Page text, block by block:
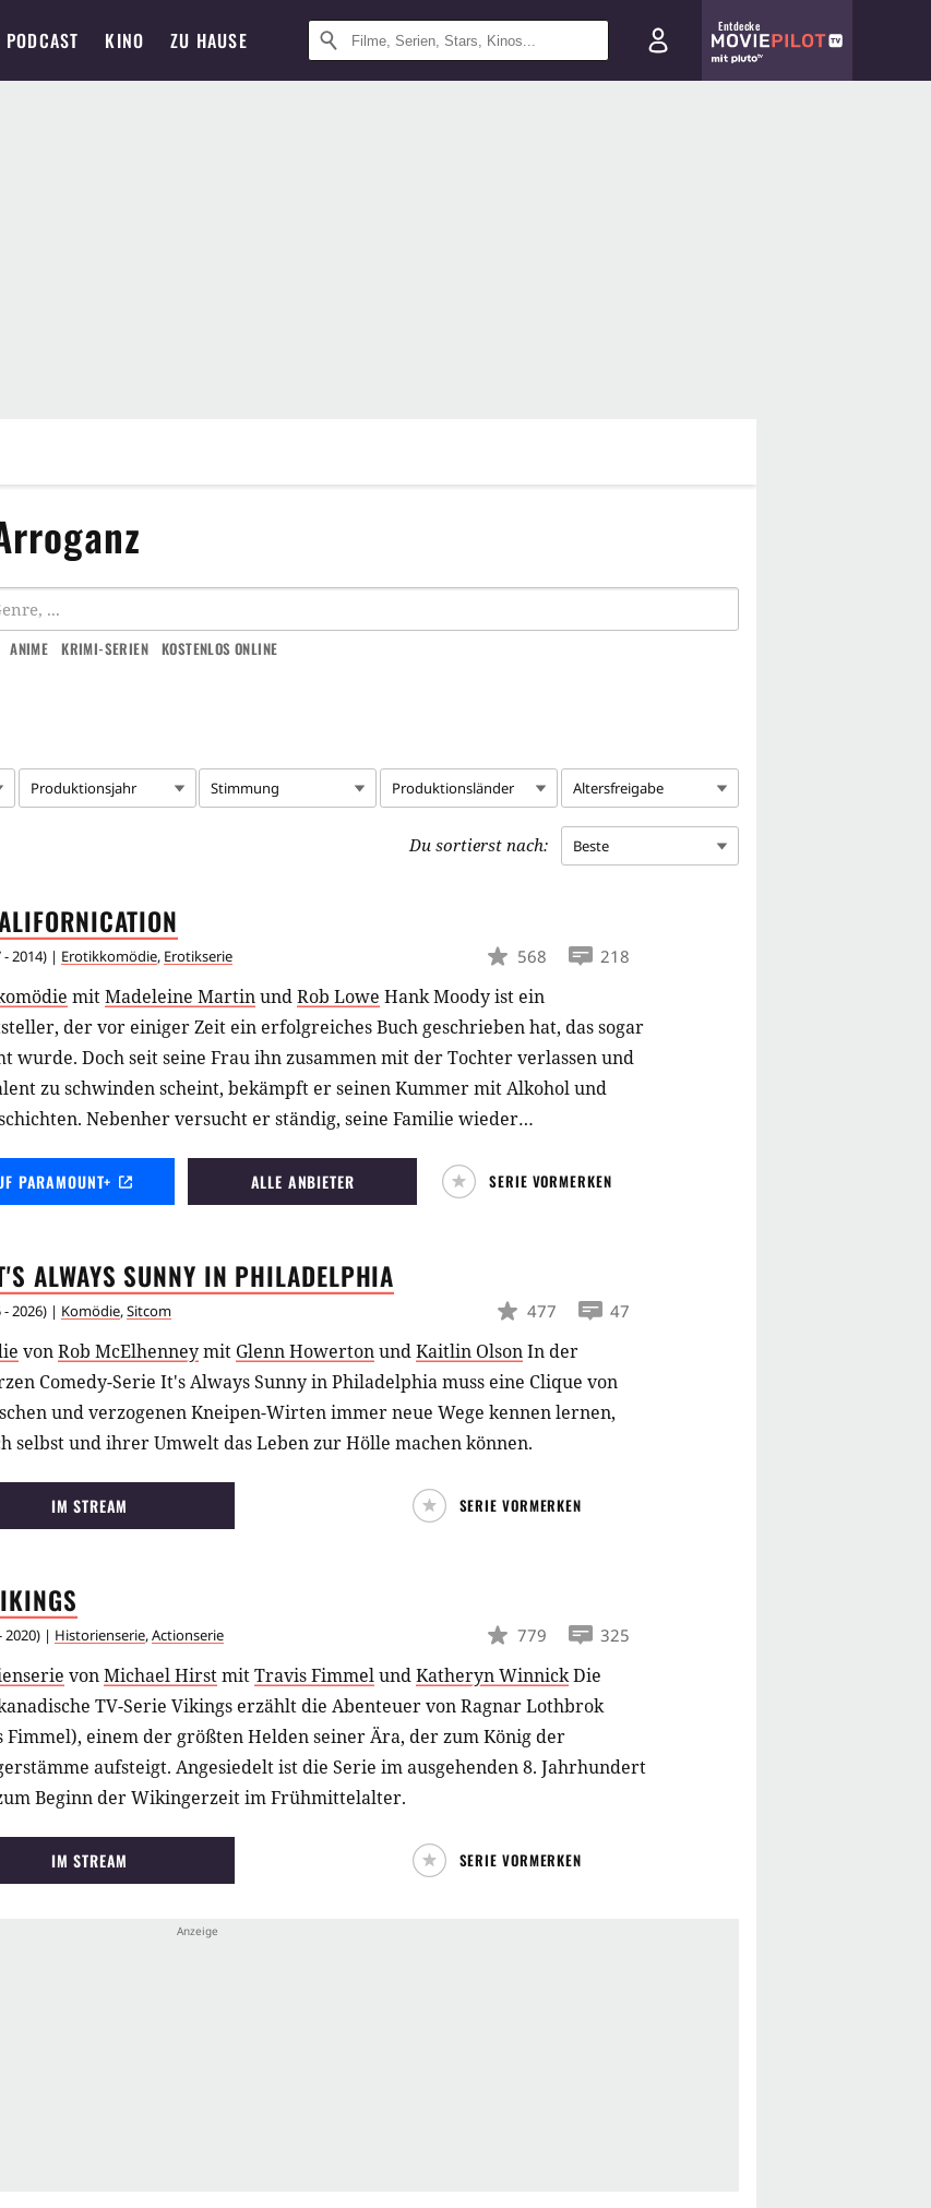
PODCAST KINO ZU HAUSE
Entdecke
ANIME KRIMI-SERIEN KOSTENLOS ONLINE
Produktionsjahr Stimmung Produktionsländer Altersfreigabe
Du sortierst nach: Beste
- 2014) | Erotikkomödie, Erotikserie 568 218
mitMadeleine MartinundRob Lowe Hank Moody ist ein
der vor einiger Zeit ein erfolgreiches Buch geschrieben hat, das sogar
wurde. Doch seit seine Frau ihn zusammen mit der Tochter verlassen und
zu schwinden scheint, bekämpft er seinen Kummer mit Alkohol und
Nebenher versucht er ständig, seine Familie wieder
PARAMOUNT+ ALLE ANBIETER SERIE VORMERKEN
ALWAYS SUNNY IN PHILADELPHIA
- 2026) | Komödie,Sitcom 477 47
vonRob McElhenneymit Glenn HowertonundKaitlin OlsonIn der
Comedy-Serie It's Always Sunny in Philadelphia muss eine Clique von
und verzogenen Kneipen-Wirten immer neue Wege kennen lernen,
selbst und ihrer Umwelt das Leben zur Hölle machen können.
IM STREAM SERIE VORMERKEN
2020) | Historienserie,Actionserie 779 325
vonMichael HirstmitTravis FimmelundKatheryn WinnickDie
TV-Serie Vikings erzählt die Abenteuer von Ragnar Lothbrok
Fimmel), einem der größten Helden seiner Ära, der zum König der
aufsteigt. Angesiedelt ist die Serie im ausgehenden 8. Jahrhundert
Beginn der Wikingerzeit im Frühmittelalter.
IM STREAM SERIE VORMERKEN